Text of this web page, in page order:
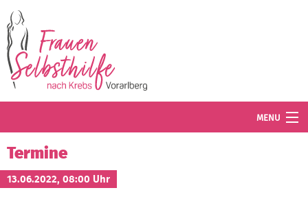
MENU
Termine
Blog
Termine
13.06.2022, 08:00 Uhr